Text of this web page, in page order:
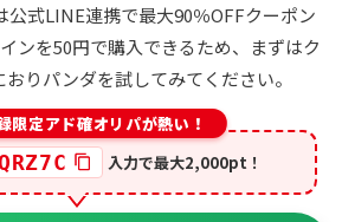
式LINE連携で最大90％OFFクーポン
ンを50円で購入できるため、まずはク
りパンダを試してみてください。
限定アド確オリパが熱い！
入力で最大2,000pt！